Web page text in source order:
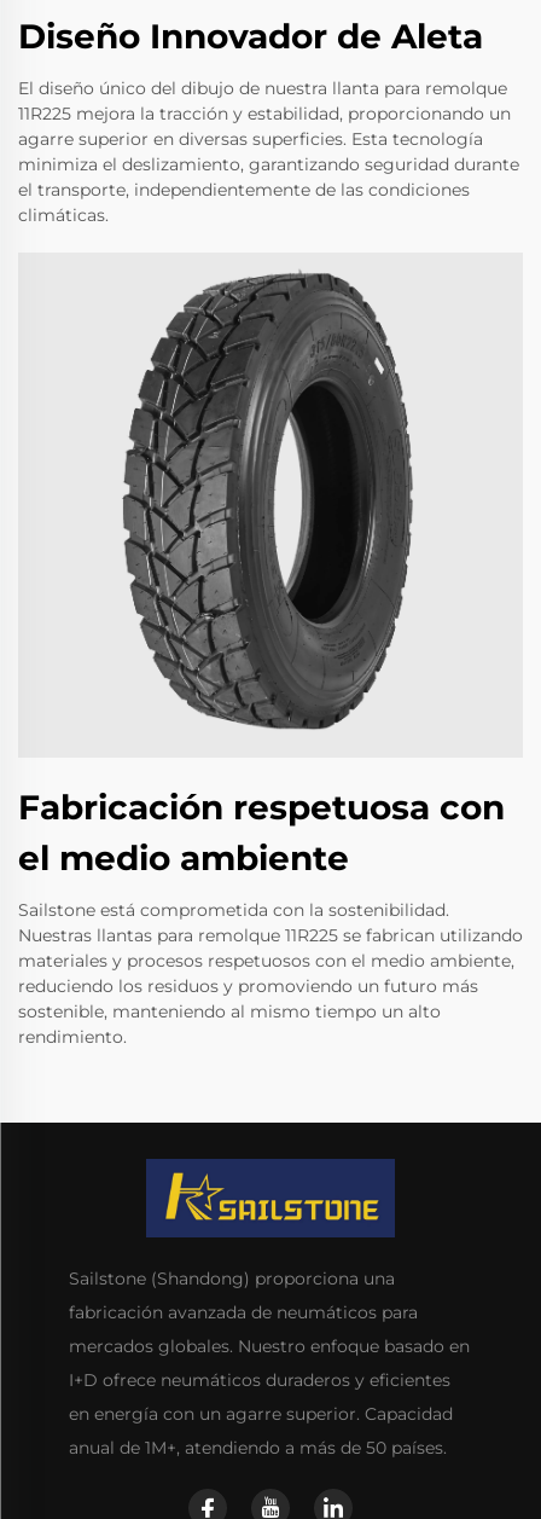
Diseño Innovador de Aleta
El diseño único del dibujo de nuestra llanta para remolque
11R225 mejora la tracción y estabilidad, proporcionando un
agarre superior en diversas superficies. Esta tecnología
minimiza el deslizamiento, garantizando seguridad durante
el transporte, independientemente de las condiciones
climáticas.
Fabricación respetuosa con
el medio ambiente
Sailstone está comprometida con la sostenibilidad.
Nuestras llantas para remolque 11R225 se fabrican utilizando
materiales y procesos respetuosos con el medio ambiente,
reduciendo los residuos y promoviendo un futuro más
sostenible, manteniendo al mismo tiempo un alto
rendimiento.
Sailstone (Shandong) proporciona una
fabricación avanzada de neumáticos para
mercados globales. Nuestro enfoque basado en
I+D ofrece neumáticos duraderos y eficientes
en energía con un agarre superior. Capacidad
anual de 1M+, atendiendo a más de 50 países.